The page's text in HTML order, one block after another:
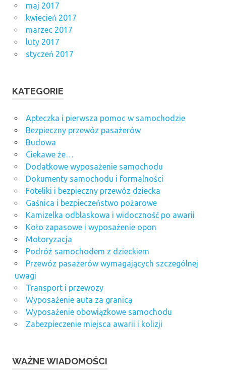
maj 2017
kwiecień 2017
marzec 2017
luty 2017
styczeń 2017
KATEGORIE
Apteczka i pierwsza pomoc w samochodzie
Bezpieczny przewóz pasażerów
Budowa
Ciekawe że…
Dodatkowe wyposażenie samochodu
Dokumenty samochodu i formalności
Foteliki i bezpieczny przewóz dziecka
Gaśnica i bezpieczeństwo pożarowe
Kamizelka odblaskowa i widoczność po awarii
Koło zapasowe i wyposażenie opon
Motoryzacja
Podróż samochodem z dzieckiem
Przewóz pasażerów wymagających szczególnej
uwagi
Transport i przewozy
Wyposażenie auta za granicą
Wyposażenie obowiązkowe samochodu
Zabezpieczenie miejsca awarii i kolizji
WAŻNE WIADOMOŚCI